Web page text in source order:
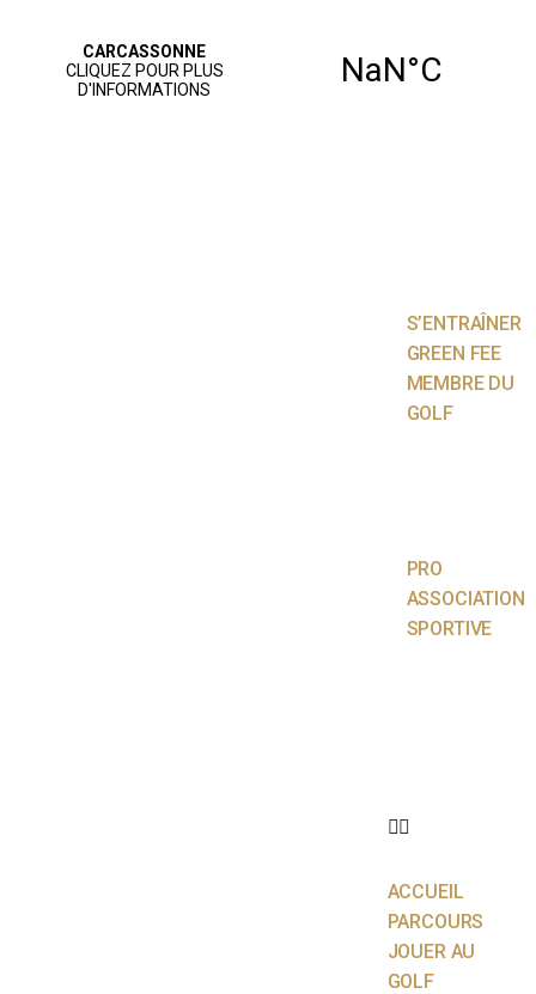
S’ENTRAÎNER
GREEN FEE
MEMBRE DU
GOLF
PRO
ASSOCIATION
SPORTIVE
ACCUEIL
PARCOURS
JOUER AU
GOLF